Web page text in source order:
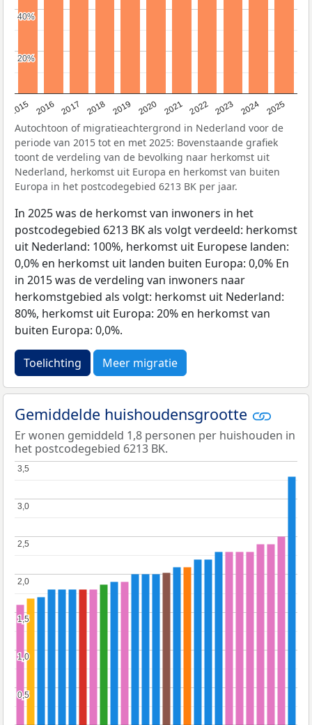
2015 2016 2017 2018 2019 2020 2021 2022 2023 2024 2025
20%
20%
40%
40%
Autochtoon of migratieachtergrond in Nederland voor de
periode van 2015 tot en met 2025: Bovenstaande grafiek
toont de verdeling van de bevolking naar herkomst uit
Nederland, herkomst uit Europa en herkomst van buiten
Europa in het postcodegebied 6213 BK per jaar.
In 2025 was de herkomst van inwoners in het
postcodegebied 6213 BK als volgt verdeeld: herkomst
uit Nederland: 100%, herkomst uit Europese landen:
0,0% en herkomst uit landen buiten Europa: 0,0% En
in 2015 was de verdeling van inwoners naar
herkomstgebied als volgt: herkomst uit Nederland:
80%, herkomst uit Europa: 20% en herkomst van
buiten Europa: 0,0%.
Toelichting Meer migratie
Gemiddelde huishoudensgrootte
Er wonen gemiddeld 1,8 personen per huishouden in
het postcodegebied 6213 BK.
0,5
0,5
1,0
1,0
1,5
1,5
2,0
2,0
2,5
2,5
3,0
3,0
3,5
3,5